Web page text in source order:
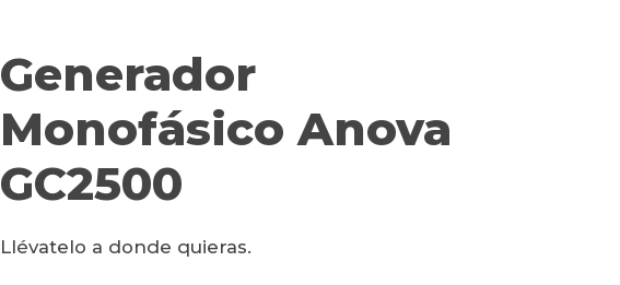
Generador
Monofásico Anova
GC2500
Llévatelo a donde quieras.